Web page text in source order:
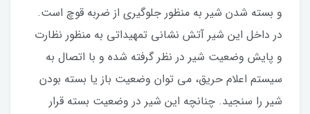
و بسته شدن شیر به منظور جلوگیری از ضربه قوچ است.
در داخل این شیر آتش نشانی تمهیداتی به منظور نظارت
و پایش وضعیت شیر در نظر گرفته شده و با اتصال به
سیستم اعلام حریق، می توان وضعیت باز یا بسته بودن
شیر را سنجید. چنانچه این شیر در وضعیت بسته قرار